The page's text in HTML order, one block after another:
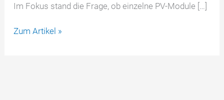
Im Fokus stand die Frage, ob einzelne PV-Module […]
Einzelnes
Zum Artikel »